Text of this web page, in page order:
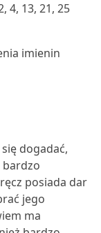
4, 13, 21, 25
imienin
dogadać,
bardzo
posiada dar
jego
ma